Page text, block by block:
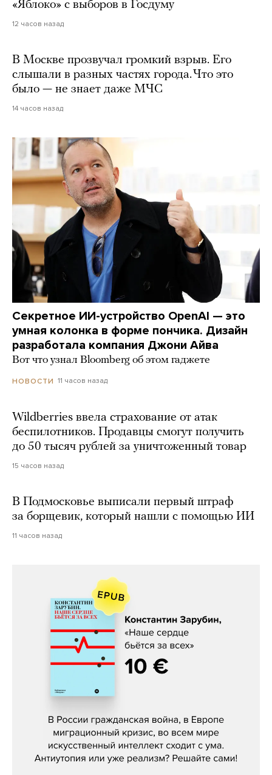
«Яблоко» с выборов в Госдуму
12 часов назад
В Москве прозвучал громкий взрыв. Его
слышали в разных частях города. Что это
было — не знает даже МЧС
14 часов назад
Секретное ИИ-устройство OpenAI — это
умная колонка в форме пончика. Дизайн
разработала компания Джони Айва
Вот что узнал Bloomberg об этом гаджете
НОВОСТИ 11 часов назад
Wildberries ввела страхование от атак
беспилотников. Продавцы смогут получить
до 50 тысяч рублей за уничтоженный товар
15 часов назад
В Подмосковье выписали первый штраф
за борщевик, который нашли с помощью ИИ
11 часов назад
Константин Зарубин, «Наше сердце